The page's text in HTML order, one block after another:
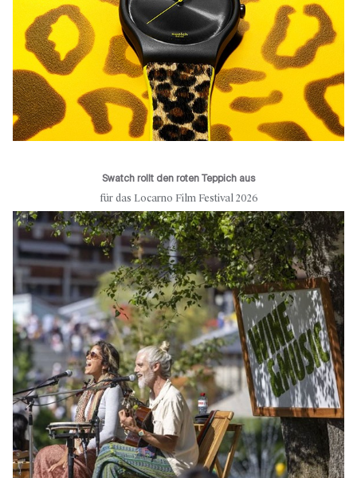
Swatch rollt den roten Teppich aus
für das Locarno Film Festival 2026